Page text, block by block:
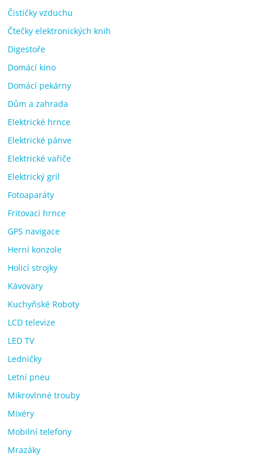
Čističky vzduchu
Čtečky elektronických knih
Digestoře
Domácí kino
Domácí pekárny
Dům a zahrada
Elektrické hrnce
Elektrické pánve
Elektrické vařiče
Elektrický gril
Fotoaparáty
Fritovací hrnce
GPS navigace
Herní konzole
Holicí strojky
Kávovary
Kuchyňské Roboty
LCD televize
LED TV
Ledničky
Letní pneu
Mikrovlnné trouby
Mixéry
Mobilní telefony
Mrazáky